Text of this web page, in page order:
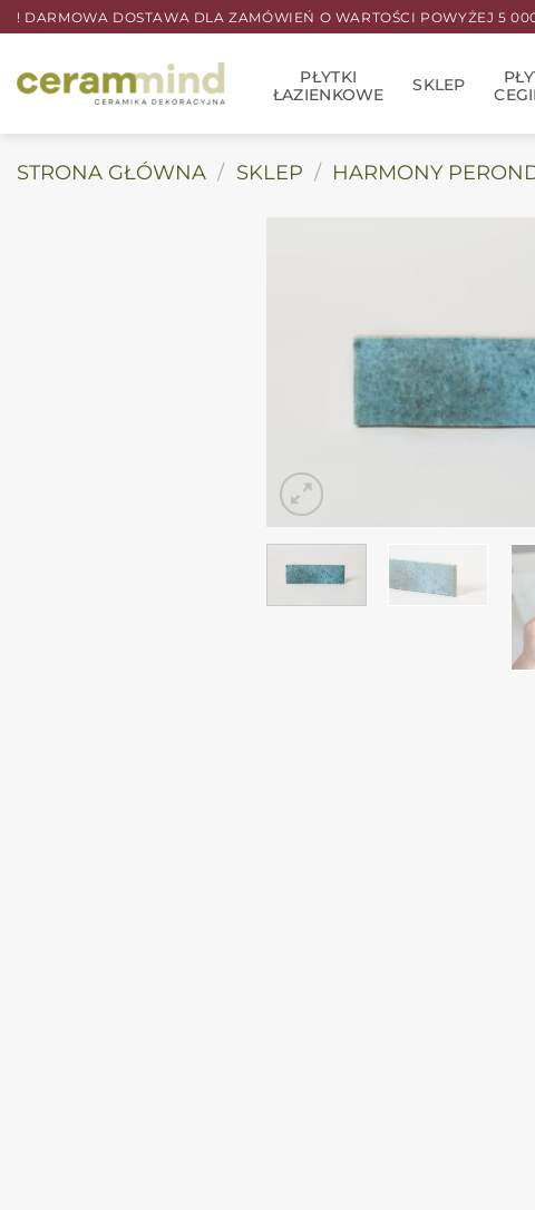
Przewiń
do
zawartości
! DARMOWA DOSTAWA DLA ZAMÓWIEŃ O WARTOŚCI POWYŻEJ 5
PŁYTKI
ŁAZIENKOWE
SKLEP
STRONA GŁÓWNA / SKLEP / HARMONY